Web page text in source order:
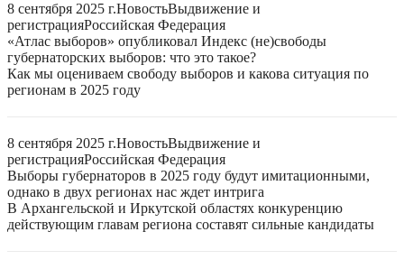
8 сентября 2025 г.НовостьВыдвижение и
регистрацияРоссийская Федерация
«Атлас выборов» опубликовал Индекс (не)свободы
губернаторских выборов: что это такое?
Как мы оцениваем свободу выборов и какова ситуация по
регионам в 2025 году
8 сентября 2025 г.НовостьВыдвижение и
регистрацияРоссийская Федерация
Выборы губернаторов в 2025 году будут имитационными,
однако в двух регионах нас ждет интрига
В Архангельской и Иркутской областях конкуренцию
действующим главам региона составят сильные кандидаты